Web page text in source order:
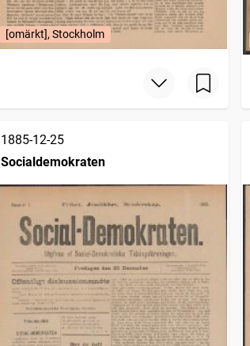
[omärkt], Stockholm
1885-12-25
Socialdemokraten